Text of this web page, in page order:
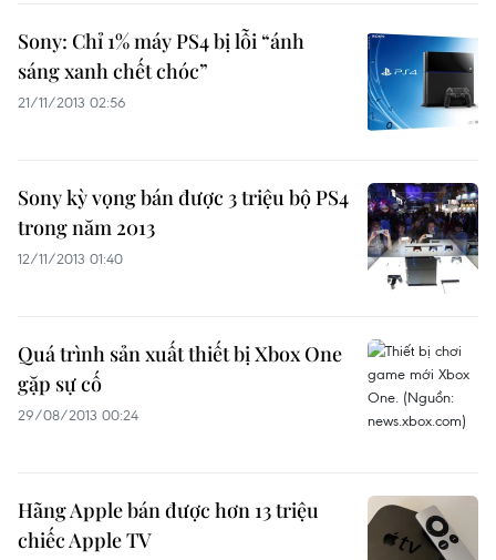
Sony: Chỉ 1% máy PS4 bị lỗi “ánh
sáng xanh chết chóc”
21/11/2013 02:56
Sony kỳ vọng bán được 3 triệu bộ PS4
trong năm 2013
12/11/2013 01:40
Quá trình sản xuất thiết bị Xbox One
gặp sự cố
29/08/2013 00:24
Hãng Apple bán được hơn 13 triệu
chiếc Apple TV